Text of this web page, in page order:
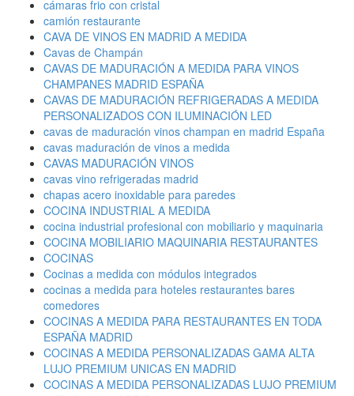
cámaras frio con cristal
camión restaurante
CAVA DE VINOS EN MADRID A MEDIDA
Cavas de Champán
CAVAS DE MADURACIÓN A MEDIDA PARA VINOS
CHAMPANES MADRID ESPAÑA
CAVAS DE MADURACIÓN REFRIGERADAS A MEDIDA
PERSONALIZADOS CON ILUMINACIÓN LED
cavas de maduración vinos champan en madrid España
cavas maduración de vinos a medida
CAVAS MADURACIÓN VINOS
cavas vino refrigeradas madrid
chapas acero inoxidable para paredes
COCINA INDUSTRIAL A MEDIDA
cocina industrial profesional con mobiliario y maquinaria
COCINA MOBILIARIO MAQUINARIA RESTAURANTES
COCINAS
Cocinas a medida con módulos integrados
cocinas a medida para hoteles restaurantes bares
comedores
COCINAS A MEDIDA PARA RESTAURANTES EN TODA
ESPAÑA MADRID
COCINAS A MEDIDA PERSONALIZADAS GAMA ALTA
LUJO PREMIUM UNICAS EN MADRID
COCINAS A MEDIDA PERSONALIZADAS LUJO PREMIUM